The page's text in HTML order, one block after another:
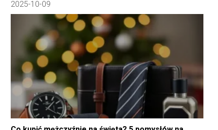
2025-10-09